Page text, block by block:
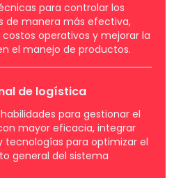
para controlar los
de manera más efectiva,
costos operativos y mejorar la
el manejo de productos.
de logística
para gestionar el
mayor eficacia, integrar
tecnologías para optimizar el
general del sistema